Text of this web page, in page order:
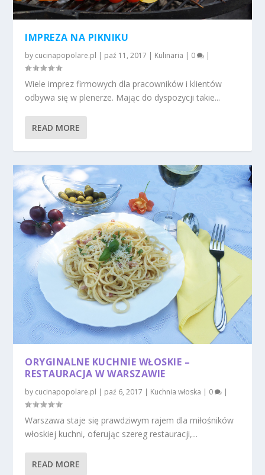
IMPREZA NA PIKNIKU
by cucinapopolare.pl | paź 11, 2017 | Kulinaria | 0 |
Wiele imprez firmowych dla pracowników i klientów
odbywa się w plenerze. Mając do dyspozycji takie...
READ MORE
ORYGINALNE KUCHNIE WŁOSKIE –
RESTAURACJA W WARSZAWIE
by cucinapopolare.pl | paź 6, 2017 | Kuchnia włoska | 0 |
Warszawa staje się prawdziwym rajem dla miłośników
włoskiej kuchni, oferując szereg restauracji,...
READ MORE